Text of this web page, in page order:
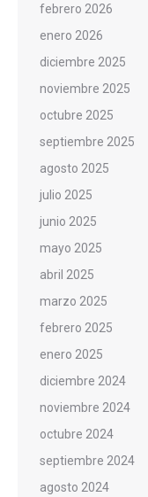
febrero 2026
enero 2026
diciembre 2025
noviembre 2025
octubre 2025
septiembre 2025
agosto 2025
julio 2025
junio 2025
mayo 2025
abril 2025
marzo 2025
febrero 2025
enero 2025
diciembre 2024
noviembre 2024
octubre 2024
septiembre 2024
agosto 2024